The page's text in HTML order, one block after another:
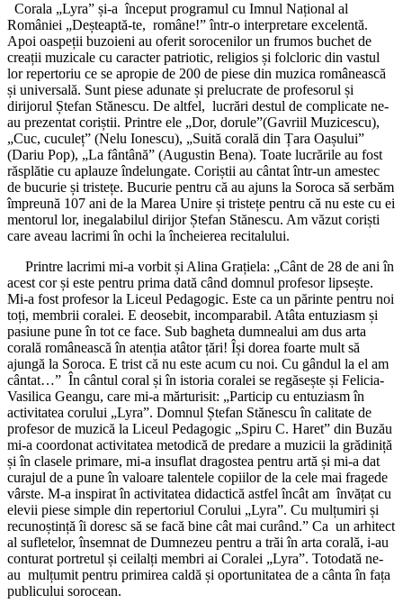
Corala „Lyra” și-a început programul cu Imnul Național al
României „Deșteaptă-te, române!” într-o interpretare excelentă.
Apoi oaspeții buzoieni au oferit sorocenilor un frumos buchet de
creații muzicale cu caracter patriotic, religios și folcloric din vastul
lor repertoriu ce se apropie de 200 de piese din muzica românească
și universală. Sunt piese adunate și prelucrate de profesorul și
dirijorul Ștefan Stănescu. De altfel, lucrări destul de complicate ne-
au prezentat coriștii. Printre ele „Dor, dorule”(Gavriil Muzicescu),
„Cuc, cuculeț” (Nelu Ionescu), „Suită corală din Țara Oașului”
(Dariu Pop), „La fântână” (Augustin Bena). Toate lucrările au fost
răsplătie cu aplauze îndelungate. Coriștii au cântat într-un amestec
de bucurie și tristețe. Bucurie pentru că au ajuns la Soroca să serbăm
împreună 107 ani de la Marea Unire și tristețe pentru că nu este cu ei
mentorul lor, inegalabilul dirijor Ștefan Stănescu. Am văzut coriști
care aveau lacrimi în ochi la încheierea recitalului.
Printre lacrimi mi-a vorbit și Alina Grațiela: „Cânt de 28 de ani în
acest cor și este pentru prima dată când domnul profesor lipsește.
Mi-a fost profesor la Liceul Pedagogic. Este ca un părinte pentru noi
toți, membrii coralei. E deosebit, incomparabil. Atâta entuziasm și
pasiune pune în tot ce face. Sub bagheta dumnealui am dus arta
corală românească în atenția atâtor țări! Își dorea foarte mult să
ajungă la Soroca. E trist că nu este acum cu noi. Cu gândul la el am
cântat…” În cântul coral și în istoria coralei se regăsește și Felicia-
Vasilica Geangu, care mi-a mărturisit: „Particip cu entuziasm în
activitatea corului „Lyra”. Domnul Ștefan Stănescu în calitate de
profesor de muzică la Liceul Pedagogic „Spiru C. Haret” din Buzău
mi-a coordonat activitatea metodică de predare a muzicii la grădiniță
și în clasele primare, mi-a insuflat dragostea pentru artă și mi-a dat
curajul de a pune în valoare talentele copiilor de la cele mai fragede
vârste. M-a inspirat în activitatea didactică astfel încât am învățat cu
elevii piese simple din repertoriul Corului „Lyra”. Cu mulțumiri și
recunoștință îi doresc să se facă bine cât mai curând.” Ca un arhitect
al sufletelor, însemnat de Dumnezeu pentru a trăi în arta corală, i-au
conturat portretul și ceilalți membri ai Coralei „Lyra”. Totodată ne-
au mulțumit pentru primirea caldă și oportunitatea de a cânta în fața
publicului sorocean.